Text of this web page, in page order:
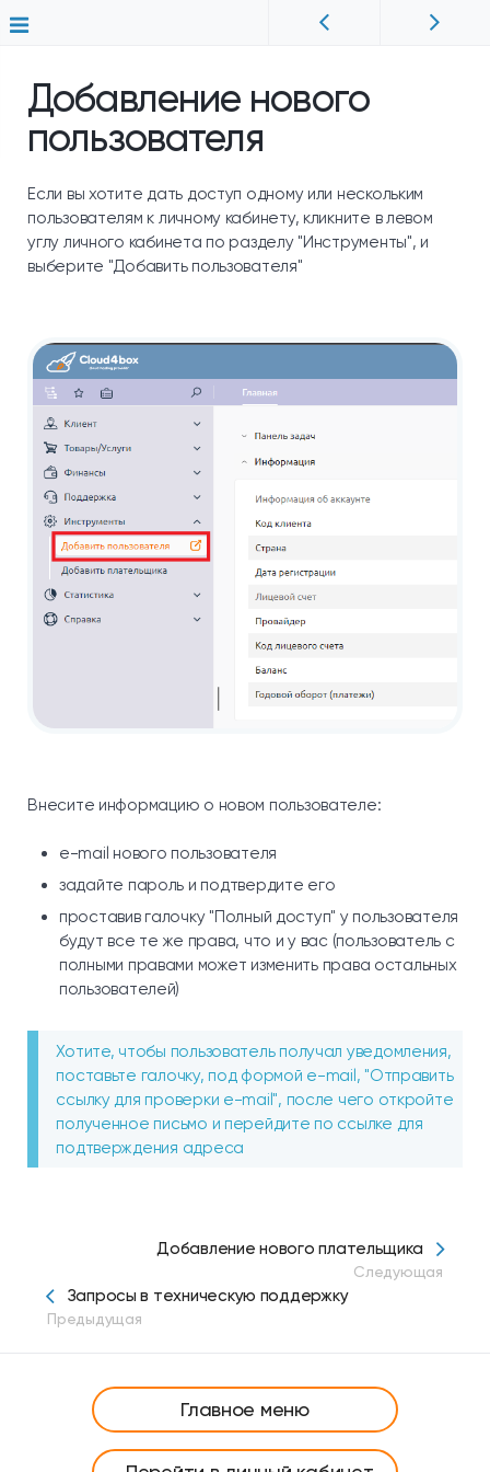
Добавление нового
пользователя
Если вы хотите дать доступ одному или нескольким
пользователям к личному кабинету, кликните в левом
углу личного кабинета по разделу "Инструменты", и
выберите "Добавить пользователя"
Внесите информацию о новом пользователе:
e-mail нового пользователя
задайте пароль и подтвердите его
проставив галочку "Полный доступ" у пользователя
будут все те же права, что и у вас (пользователь с
полными правами может изменить права остальных
пользователей)
Хотите, чтобы пользователь получал уведомления,
поставьте галочку, под формой e-mail, "Отправить
ссылку для проверки e-mail", после чего откройте
полученное письмо и перейдите по ссылке для
подтверждения адреса
Запросы в техническую поддержку
Предыдущая
Добавление нового плательщика
Следующая
Главное меню